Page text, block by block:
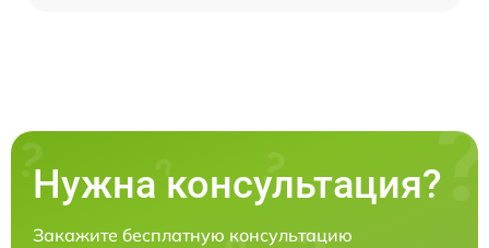
Нужна консультация?
Закажите бесплатную консультацию